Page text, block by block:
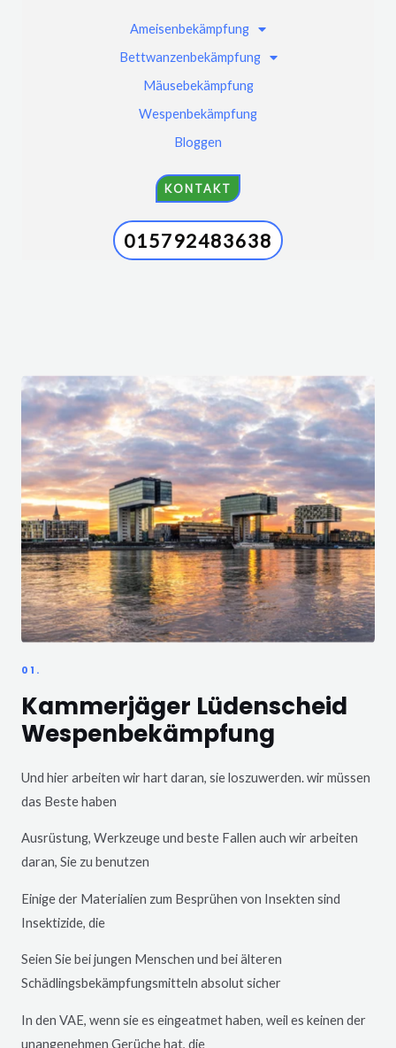
Ameisenbekämpfung
Bettwanzenbekämpfung
Mäusebekämpfung
Wespenbekämpfung
Bloggen
KONTAKT
015792483638
01.
Kammerjäger Lüdenscheid
Wespenbekämpfung
Und hier arbeiten wir hart daran, sie loszuwerden. wir müssen
das Beste haben
Ausrüstung, Werkzeuge und beste Fallen auch wir arbeiten
daran, Sie zu benutzen
Einige der Materialien zum Besprühen von Insekten sind
Insektizide, die
Seien Sie bei jungen Menschen und bei älteren
Schädlingsbekämpfungsmitteln absolut sicher
In den VAE, wenn sie es eingeatmet haben, weil es keinen der
unangenehmen Gerüche hat, die